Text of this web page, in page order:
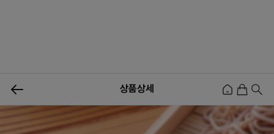
사업자등업신청
상품상세